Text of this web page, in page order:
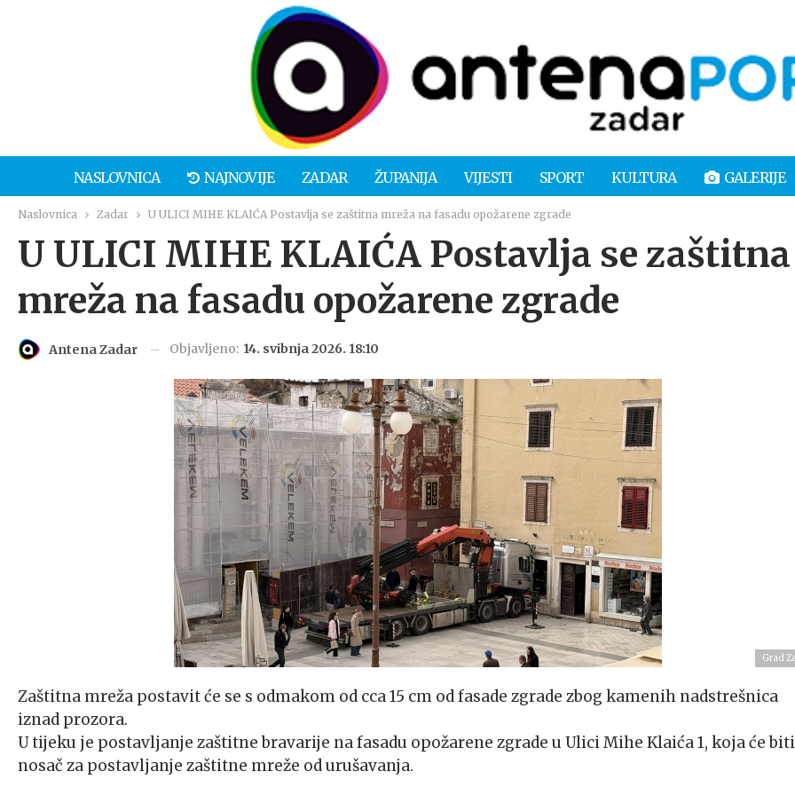
NASLOVNICA NAJNOVIJE ZADAR ŽUPANIJA VIJESTI SPORT KULTURA GALERIJE
Naslovnica Zadar U ULICI MIHE KLAIĆA Postavlja se zaštitna mreža na fasadu opožarene zgrade
U ULICI MIHE KLAIĆA Postavlja se zaštitna
mreža na fasadu opožarene zgrade
Antena Zadar Objavljeno: 14. svibnja 2026. 18:10
Grad
Zaštitna mreža postavit će se s odmakom od cca 15 cm od fasade zgrade zbog kamenih nadstrešnica
iznad prozora.
U tijeku je postavljanje zaštitne bravarije na fasadu opožarene zgrade u Ulici Mihe Klaića 1, koja će biti
nosač za postavljanje zaštitne mreže od urušavanja.